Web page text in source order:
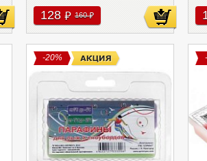
128 руб 160руб
-20%